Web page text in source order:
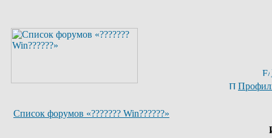
Список форумов «??????? Win??????»